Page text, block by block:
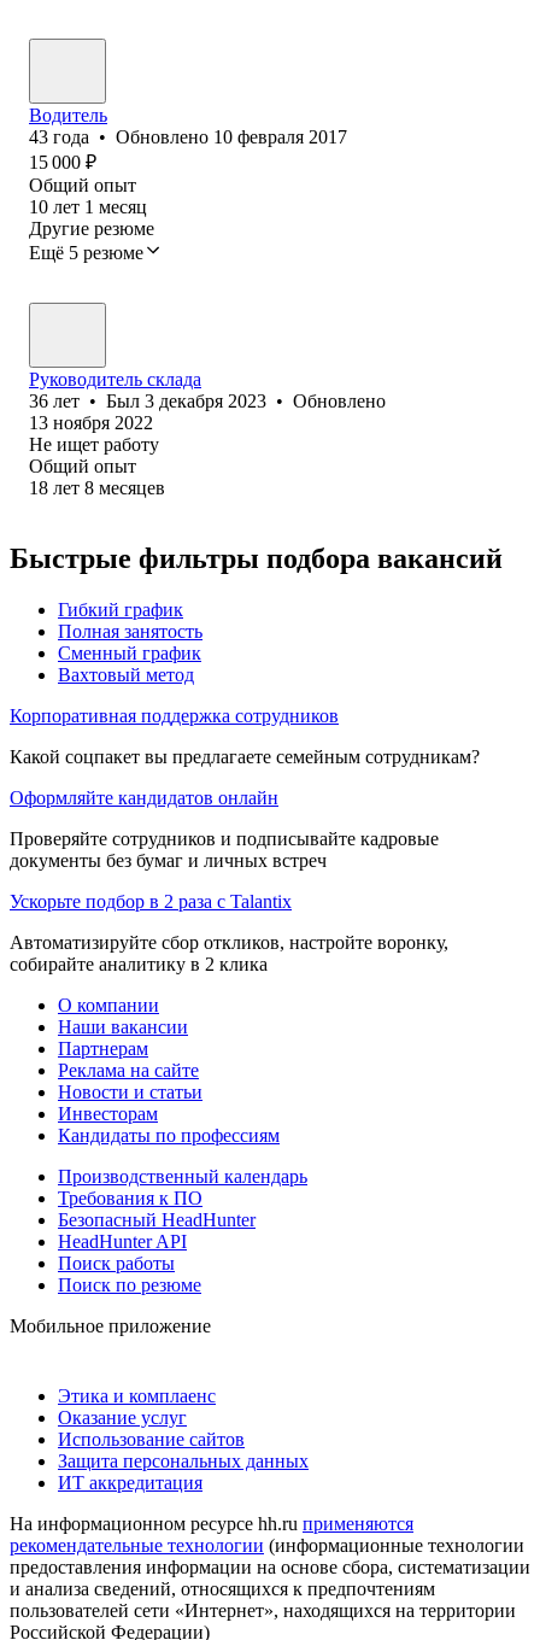
Водитель
43 года • Обновлено 10 февраля 2017
15 000 ₽
Общий опыт
10 лет 1 месяц
Другие резюме
Ещё 5 резюме
Руководитель склада
36 лет • Был 3 декабря 2023 • Обновлено
13 ноября 2022
Не ищет работу
Общий опыт
18 лет 8 месяцев
Быстрые фильтры подбора вакансий
Гибкий график
Полная занятость
Сменный график
Вахтовый метод
Корпоративная поддержка сотрудников
Какой соцпакет вы предлагаете семейным сотрудникам?
Оформляйте кандидатов онлайн
Проверяйте сотрудников и подписывайте кадровые
документы без бумаг и личных встреч
Ускорьте подбор в 2 раза с Talantix
Автоматизируйте сбор откликов, настройте воронку,
собирайте аналитику в 2 клика
О компании
Наши вакансии
Партнерам
Реклама на сайте
Новости и статьи
Инвесторам
Кандидаты по профессиям
Производственный календарь
Требования к ПО
Безопасный HeadHunter
HeadHunter API
Поиск работы
Поиск по резюме
Мобильное приложение
Этика и комплаенс
Оказание услуг
Использование сайтов
Защита персональных данных
ИТ аккредитация
На информационном ресурсе hh.ru применяются
рекомендательные технологии (информационные технологии
предоставления информации на основе сбора, систематизации
и анализа сведений, относящихся к предпочтениям
пользователей сети «Интернет», находящихся на территории
Российской Федерации)